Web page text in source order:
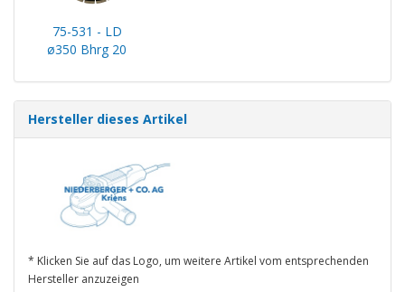
75-531 - LD
ø350 Bhrg 20
Hersteller dieses Artikel
* Klicken Sie auf das Logo, um weitere Artikel vom entsprechenden
Hersteller anzuzeigen